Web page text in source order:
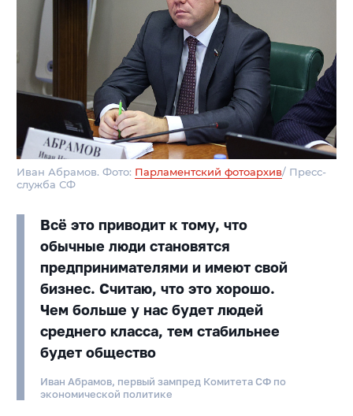
Иван Абрамов. Фото: Парламентский фотоархив/ Пресс-
служба СФ
Всё это приводит к тому, что
обычные люди становятся
предпринимателями и имеют свой
бизнес. Считаю, что это хорошо.
Чем больше у нас будет людей
среднего класса, тем стабильнее
будет общество
Иван Абрамов, первый зампред Комитета СФ по
экономической политике